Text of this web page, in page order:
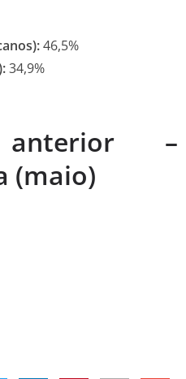
46,5%
34,9%
anterior –
(maio)